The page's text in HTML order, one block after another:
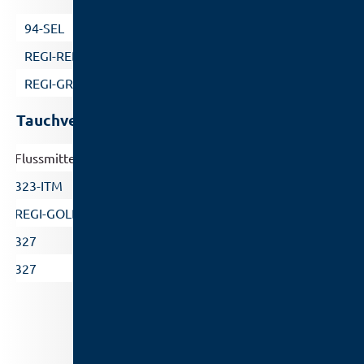
94-SEL
REGI-RED
REGI-GREEN
Tauchverzinnen/ Hochtemperatur
Flussmittel
323-ITM
REGI-GOLD
327
327